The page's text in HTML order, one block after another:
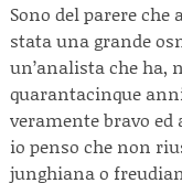
Sono del parere che
stata una grande
un’analista che ha,
quarantacinque
veramente bravo
io penso che non
junghiana o